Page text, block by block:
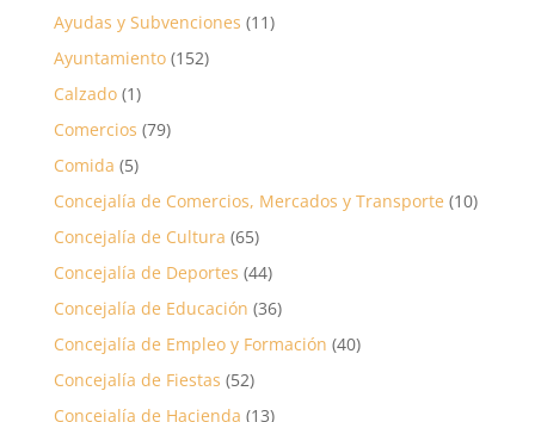
Ayudas y Subvenciones (11)
Ayuntamiento(152)
Calzado(1)
Comercios (79)
Comida (5)
Concejalía de Comercios, Mercados y Transporte (10)
Concejalía de Cultura (65)
Concejalía de Deportes (44)
Concejalía de Educación (36)
Concejalía de Empleo y Formación (40)
Concejalía de Fiestas (52)
Concejalía de Hacienda (13)